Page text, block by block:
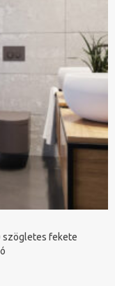
szögletes fekete